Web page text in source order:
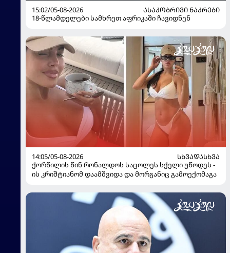
15:02/05-08-2026
ᲐᲡᲐᲙᲝᲑᲠᲘᲕᲘ ᲜᲐᲙᲠᲔᲑᲘ
18-წლამდელები სამხრეთ აფრიკაში ჩავიდნენ
14:05/05-08-2026
ᲡᲮᲕᲐᲓᲐᲡᲮᲕᲐ
ქორწილის წინ რონალდოს საცოლეს სქელი უწოდეს -
ის კრიშტიანომ დაამშვიდა და მორგანიც გამოექომაგა